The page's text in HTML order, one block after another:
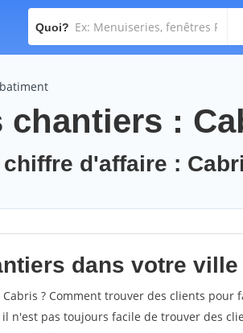
Quoi?
chantiers :
d'affaire :
dans votre
? Comment trouver des clients pour
n'est pas toujours facile de trouver des